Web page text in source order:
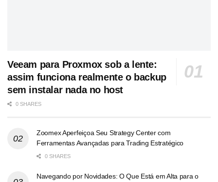
Veeam para Proxmox sob a lente:
assim funciona realmente o backup
sem instalar nada no host
0 SHARES
Zoomex Aperfeiçoa Seu Strategy Center com
Ferramentas Avançadas para Trading Estratégico
0 SHARES
Navegando por Novidades: O Que Está em Alta para o